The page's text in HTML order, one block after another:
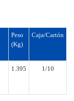
Peso
(Kg)
Caja/Cartón
1.395 1/10